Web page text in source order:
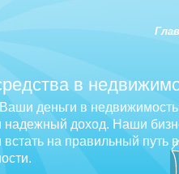
в
деньги в
надежный доход. Наши
на правильный путь